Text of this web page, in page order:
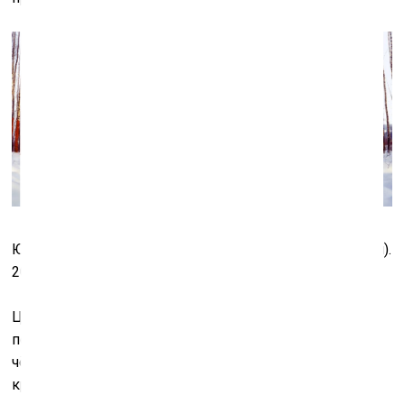
Юрий Васильев. Роща (фотография, видеоинсталляция).
2001
Цвет чёрный, белый, серый, неопределённо-бурый,
порой даже осклизло-зеленоватый. Казалось бы, при
чём здесь тогда красный? Но для Юрия Васильева
красный цвет – это, конечно, метафора, которая